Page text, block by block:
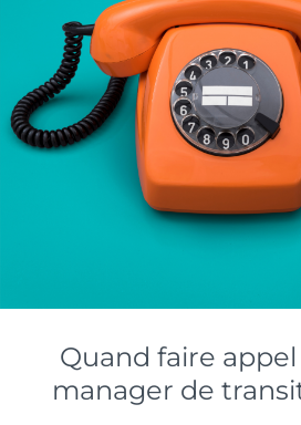
Quand faire appel
manager de